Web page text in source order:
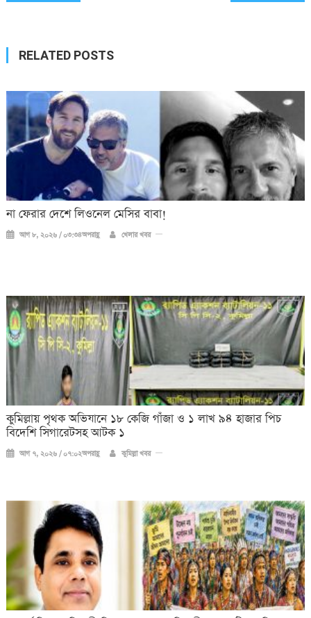
RELATED POSTS
না ফেরার দেশে লিওনেল মেসির বাবা!
আগ ৮, ২০২৬ / ০৩:৩৪অপরাহ্ণ খেলার খবর
কুমিল্লায় পৃথক অভিযানে ১৮ কেজি গাঁজা ও ১ লাখ ৯৪ হাজার পিচ
বিদেশি সিগারেটসহ আটক ১
আগ ৭, ২০২৬ / ০৭:০২অপরাহ্ণ কুমিল্লা খবর